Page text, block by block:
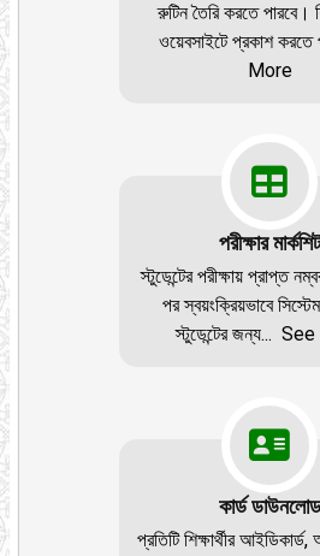
রুটিন তৈরি করতে পারবে।
ওয়েবসাইটে প্রকাশ করতে
More
পরীক্ষার মার্কশিট
স্টুডেন্টের পরীক্ষায় প্রাপ্ত
পর স্বয়ংক্রিয়ভাবে
স্টুডেন্টের জন্য... See
কার্ড ডাউনলোড
প্রতিটি শিক্ষার্থীর আইডিকার্ড,